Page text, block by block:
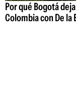
Por qué Bogotá
Colombia con De